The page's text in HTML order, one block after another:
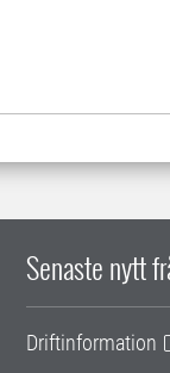
Senaste nytt
Driftinformation